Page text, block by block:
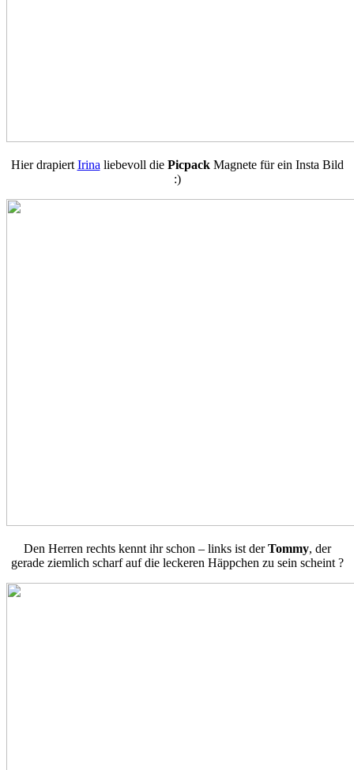
Hier drapiert Irina liebevoll die PicpackMagnete für ein Insta Bild
:)
Den Herren rechts kennt ihr schon – links ist derTommy, der
gerade ziemlich scharf auf die leckeren Häppchen zu sein scheint ?